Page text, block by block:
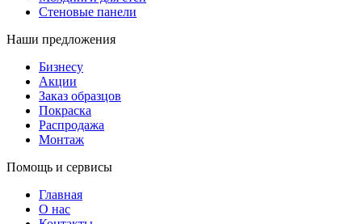
Стеновые панели
Наши предложения
Бизнесу
Акции
Заказ образцов
Покраска
Распродажа
Монтаж
Помощь и сервисы
Главная
О нас